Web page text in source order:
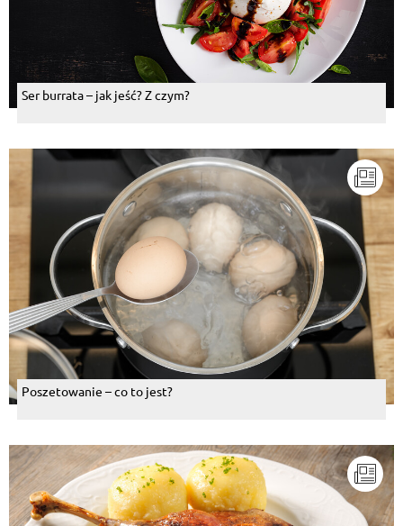
Ser burrata – jak jeść? Z czym?
Poszetowanie – co to jest?